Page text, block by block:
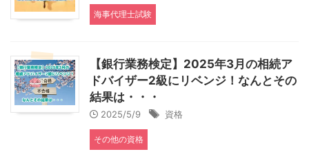
海事代理士試験
【銀行業務検定】2025年3月の相続ア
ドバイザー2級にリベンジ！なんとその
結果は・・・
2025/5/9 資格
その他の資格